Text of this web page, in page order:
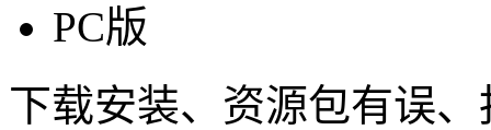
PC版
下载安装、资源包有误